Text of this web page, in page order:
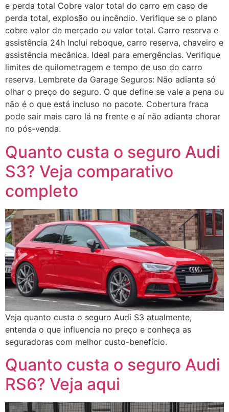
e perda total Cobre valor total do carro em caso de
perda total, explosão ou incêndio. Verifique se o plano
cobre valor de mercado ou valor total. Carro reserva e
assistência 24h Inclui reboque, carro reserva, chaveiro e
assistência mecânica. Ideal para emergências. Verifique
limites de quilometragem e tempo de uso do carro
reserva. Lembrete da Garage Seguros: Não adianta só
olhar o preço do seguro. O que define se vale a pena ou
não é o que está incluso no pacote. Cobertura fraca
pode sair mais caro lá na frente e aí não adianta chorar
no pós-venda.
Quanto custa o seguro Audi
S3? Veja comparativo
completo
Veja quanto custa o seguro Audi S3 atualmente,
entenda o que influencia no preço e conheça as
seguradoras com melhor custo-benefício.
Quanto custa o seguro Audi
RS6? Veja aqui